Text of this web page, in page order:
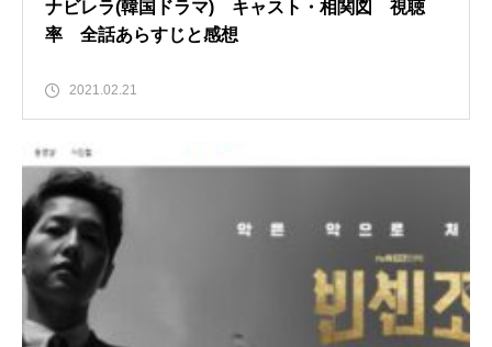
ナビレラ(韓国ドラマ) キャスト・相関図 視聴
率 全話あらすじと感想
2021.02.21